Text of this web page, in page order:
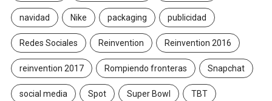
navidad Nike packaging publicidad
Redes Sociales Reinvention Reinvention 2016
reinvention 2017 Rompiendo fronteras Snapchat
social media Spot Super Bowl TBT